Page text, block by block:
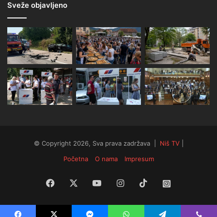
Sveže objavljeno
© Copyright 2026, Sva prava zadržava | Niš TV|
Početna
O nama Impresum
Facebook YouTubeInstagram
TikTok